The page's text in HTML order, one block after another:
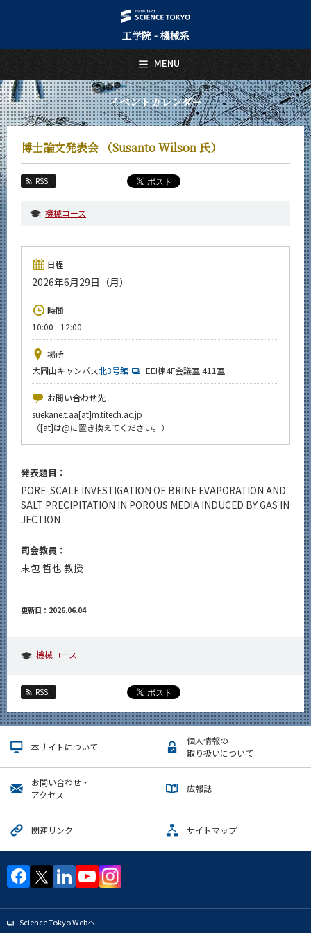
工学院 - 機械系
イベントカレンダー
博士論文発表会 （Susanto Wilson 氏）
RSS
機械コース
日程
2026年6月29日（月）
時間
10:00 - 12:00
場所
大岡山キャンパス北3号館 EEI棟4F会議室 411室
お問い合わせ先
suekane.t.aa[at]m.titech.ac.jp
（[at]は@に置き換えてください。）
発表題目：
PORE-SCALE INVESTIGATION OF BRINE EVAPORATION AND
SALT PRECIPITATION IN POROUS MEDIA INDUCED BY GAS IN
JECTION
司会教員：
末包 哲也 教授
更新日：2026.06.04
機械コース
RSS
本サイトについて
個人情報の
取り扱いについて
お問い合わせ・
アクセス
広報誌
関連リンク サイトマップ
Science Tokyo Webヘ
MENU
日本語 English
トップページ
Top Page
機械系について
About Us
教育
Education
入学案内
Admissions
機械系 News
イベントカレンダー
Event Calendar
今後のイベント
今後の課程別イベント
年別アーカイブ
サイト構成
系詳細情報